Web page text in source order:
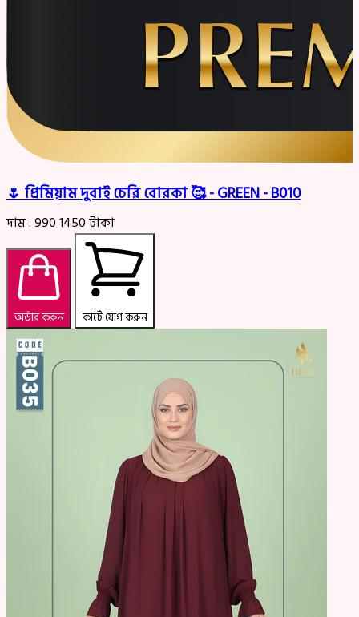
🌷 প্রিমিয়াম দুবাই চেরি বোরকা 🥰 - GREEN - B010
দাম :9901450টাকা
অর্ডার করুন কার্টে যোগ করুন